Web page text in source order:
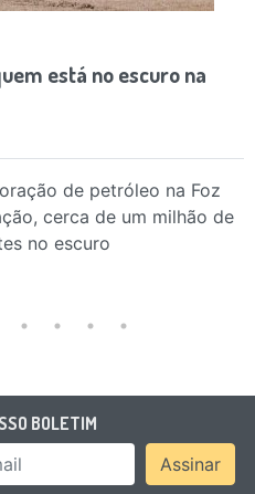
está no escuro na
de petróleo na Foz
cerca de um milhão de
no escuro
BOLETIM
Email AddressAssinar